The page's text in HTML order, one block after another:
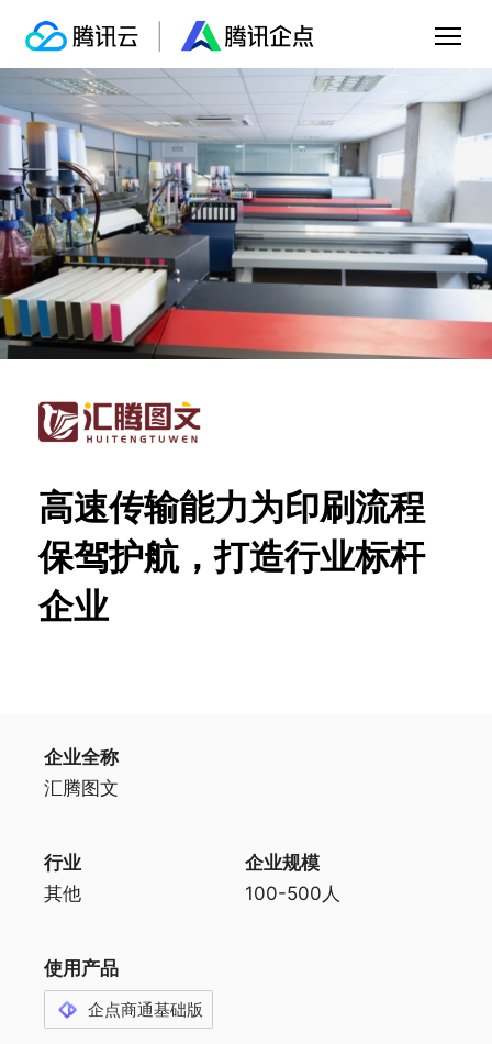
高速传输能力为印刷流程
保驾护航，打造行业标杆
企业
企业全称
汇腾图文
行业
其他
企业规模
100-500人
使用产品
企点商通基础版